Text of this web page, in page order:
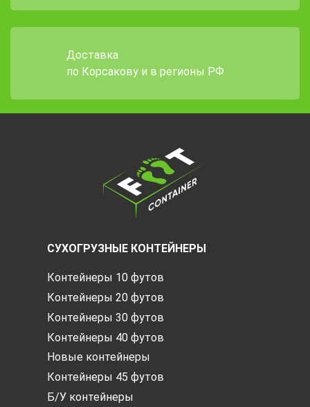
Доставка
по Корсакову и в регионы РФ
СУХОГРУЗНЫЕ КОНТЕЙНЕРЫ
Контейнеры 10 футов
Контейнеры 20 футов
Контейнеры 30 футов
Контейнеры 40 футов
Новые контейнеры
Контейнеры 45 футов
Б/У контейнеры